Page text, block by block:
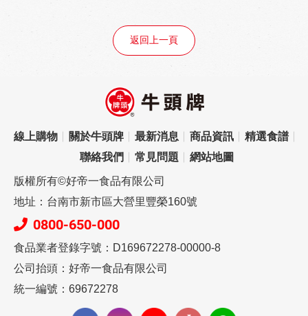
返回上一頁
線上購物 關於牛頭牌 最新消息 商品資訊
精選食譜
聯絡我們
常見問題 網站地圖
版權所有©好帝一食品有限公司
地址：台南市新市區大營里豐榮160號
0800-650-000
食品業者登錄字號：D169672278-00000-8
公司抬頭：好帝一食品有限公司
統一編號：69672278